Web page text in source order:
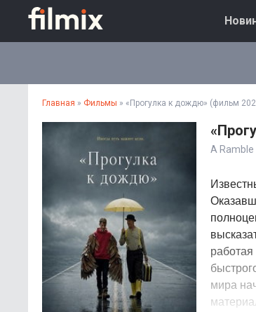
Главная » Фильмы » «Прогулка к дождю» (фильм
A
мира